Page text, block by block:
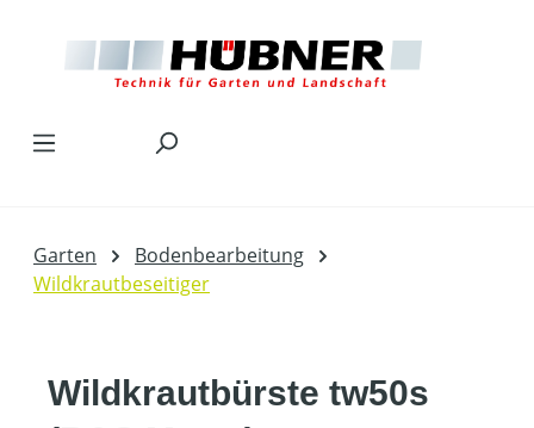
Garten
Bodenbearbeitung
Wildkrautbeseitiger
Wildkrautbürste tw50s